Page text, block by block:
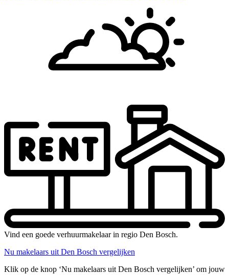
Vind een goede verhuurmakelaar in regio Den Bosch.
Nu makelaars uit Den Bosch vergelijken
Klik op de knop ‘Nu makelaars uit Den Bosch vergelijken’ om jouw